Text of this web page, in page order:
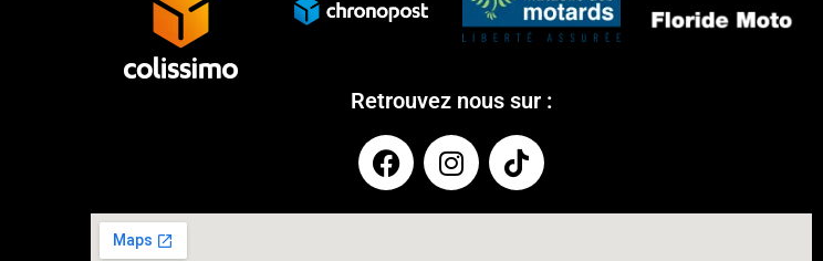
Retrouvez nous sur :